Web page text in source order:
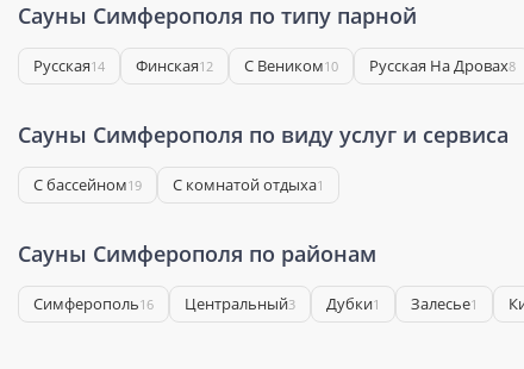
Сауны Симферополя по типу парной
Русская14 Финская12 С Веником10 Русская На Дровах8
Сауны Симферополя по виду услуг и сервиса
С бассейном19 С комнатой отдыха1
Сауны Симферополя по районам
Симферополь16 Центральный3 Дубки1 Залесье1